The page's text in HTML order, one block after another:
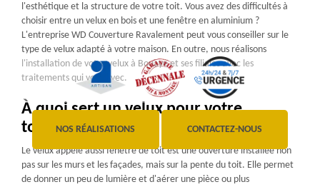
NOS RÉALISATIONS CONTACTEZ-NOUS
l'esthétique et la structure de votre toit. Vous avez des difficultés à
choisir entre un velux en bois et une fenêtre en aluminium ?
L'entreprise WD Couverture Ravalement peut vous conseiller sur le
type de velux adapté à votre maison. En outre, nous réalisons
l'installation de votre velux à Bouaye et ses filiales avec les
traitements qui vont avec.
À quoi sert un velux pour votre
toiture?
Le velux appelé aussi fenêtre de toit est une ouverture installée non
pas sur les murs et les façades, mais sur la pente du toit. Elle permet
de donner un peu de lumière et d'aérer une pièce ou plus